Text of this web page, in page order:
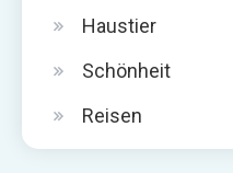
Haustier
Schönheit
Reisen